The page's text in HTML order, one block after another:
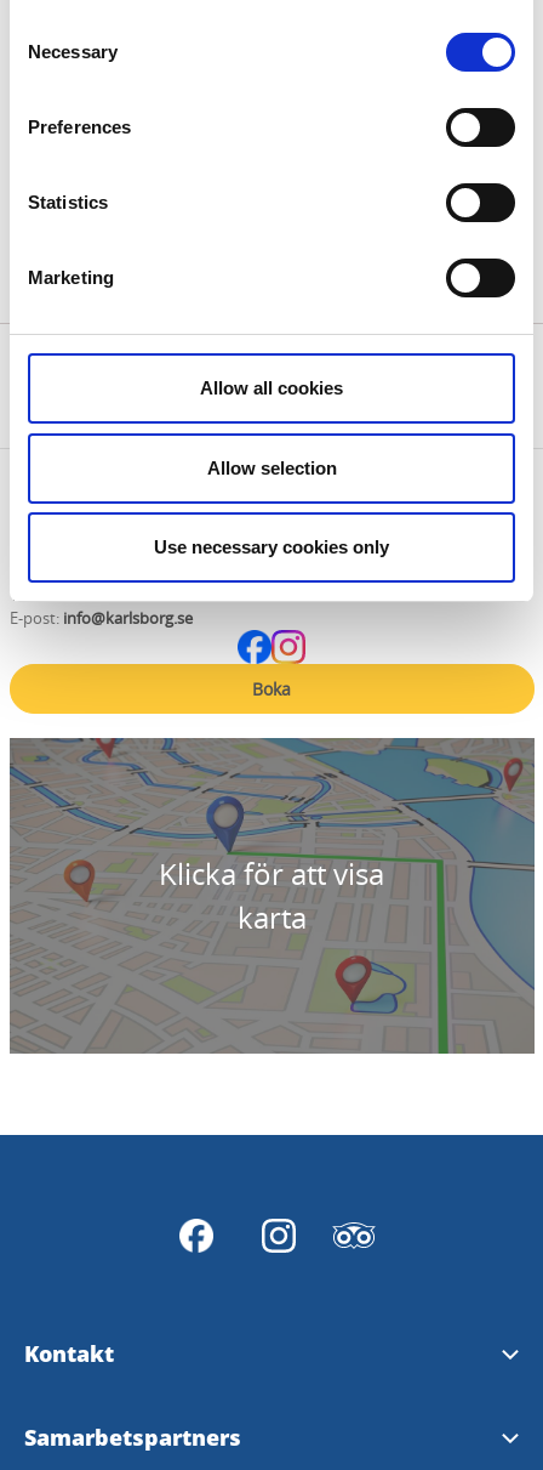
Selection
Necessary
Preferences
Statistics
Marketing
Allow all cookies
Allow selection
Use necessary cookies only
ÖPPETTIDER
Art Design Paviljong Galleri & Konstgalleri
ÖPPETTIDER
För mer info:
Telefon:
E-post: info@karlsborg.se
Boka
Klicka för att visa
karta
Kontakt
Kontakta oss
Samarbetspartners